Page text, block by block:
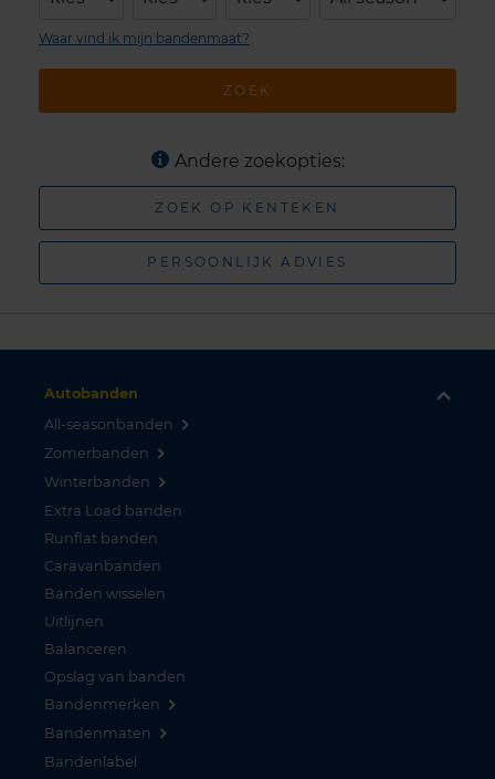
ZOEK
Waar vind ik mijn bandenmaat?
Andere zoekopties:
ZOEK OP KENTEKEN
PERSOONLIJK ADVIES
Autobanden
All-seasonbanden
Zomerbanden
Winterbanden
Extra Load banden
Runflat banden
Caravanbanden
Banden wisselen
Uitlijnen
Balanceren
Opslag van banden
Bandenmerken
Bandenmaten
Bandenlabel